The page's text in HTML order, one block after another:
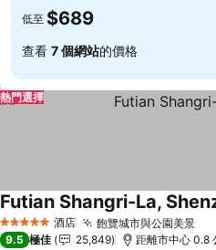
低至 $689
查看 7 個網站的價格
熱門選擇
5 星級 酒店 飽覽城市與公園美景
Futian Shangri-La,
9.5 極佳 25,849 距離市中心 0.8